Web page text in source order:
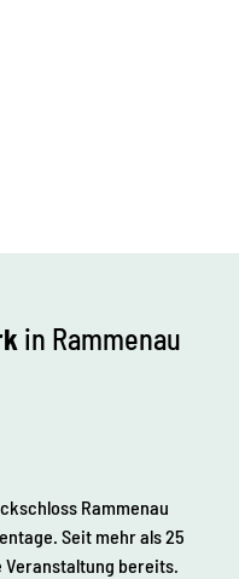
in Rammenau
Rammenau
Seit mehr als 25
bereits.